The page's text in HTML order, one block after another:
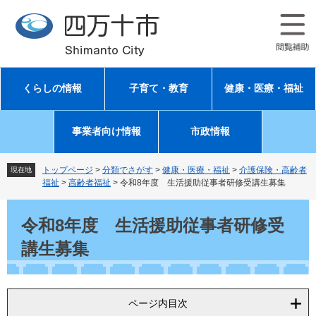
先
す
を
し
文
くらしの情報 子育て・教育 健康・医療・福祉
事業者向け情報 市政情報
現在地 トップページ > 分類でさがす > 健康・医療・福祉 > 介護保険・高齢者
福祉 > 高齢者福祉 > 令和8年度 生活援助従事者研修受講生募集
令和8年度 生活援助従事者研修受
講生募集
ページ内目次